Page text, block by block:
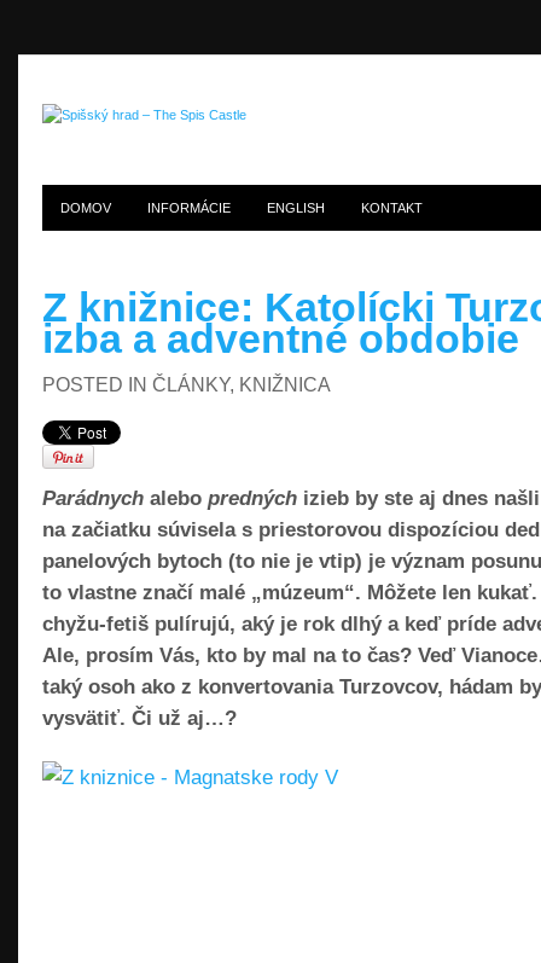
DOMOV INFORMÁCIE ENGLISH KONTAKT
Z knižnice: Katolícki
izba a adventné obdobie
POSTED IN ČLÁNKY, KNIŽNICA
Parádnych alebo predných izieb by ste aj dnes
na začiatku súvisela s priestorovou dispozíciou
panelových bytoch (to nie je vtip) je význam
to vlastne značí malé „múzeum“. Môžete len
chyžu-fetiš pulírujú, aký je rok dlhý a keď príde
Ale, prosím Vás, kto by mal na to čas? Veď
taký osoh ako z konvertovania Turzovcov, hádam
vysvätiť. Či už aj…?